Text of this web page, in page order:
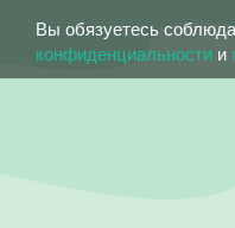
Вы обязуетесь
конфиденциальности и